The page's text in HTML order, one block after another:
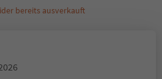
bereits ausverkauft